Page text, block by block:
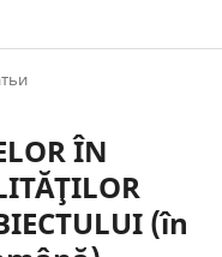
ÎN
(în